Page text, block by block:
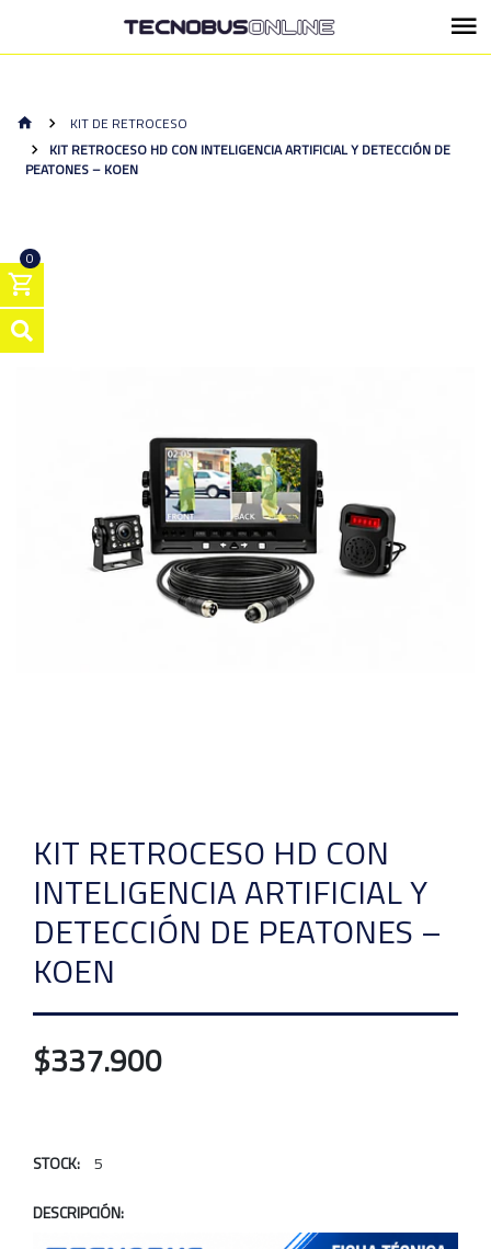
0
KIT DE RETROCESO
KIT RETROCESO HD CON INTELIGENCIA ARTIFICIAL Y DETECCIÓN DE
PEATONES – KOEN
KIT RETROCESO HD CON
INTELIGENCIA ARTIFICIAL Y
DETECCIÓN DE PEATONES –
KOEN
$337.900
STOCK: 5
DESCRIPCIÓN: